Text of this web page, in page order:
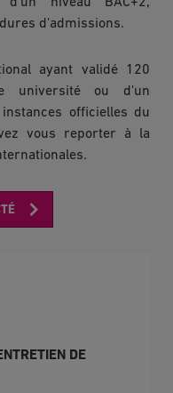
niveau BAC+2,
d'admissions.
ayant validé 120
université ou d'un
officielles du
vous reporter à la
DE